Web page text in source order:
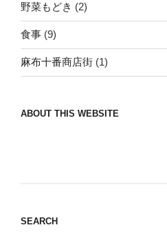
野菜もどき (2)
食事 (9)
麻布十番商店街 (1)
ABOUT THIS WEBSITE
SEARCH